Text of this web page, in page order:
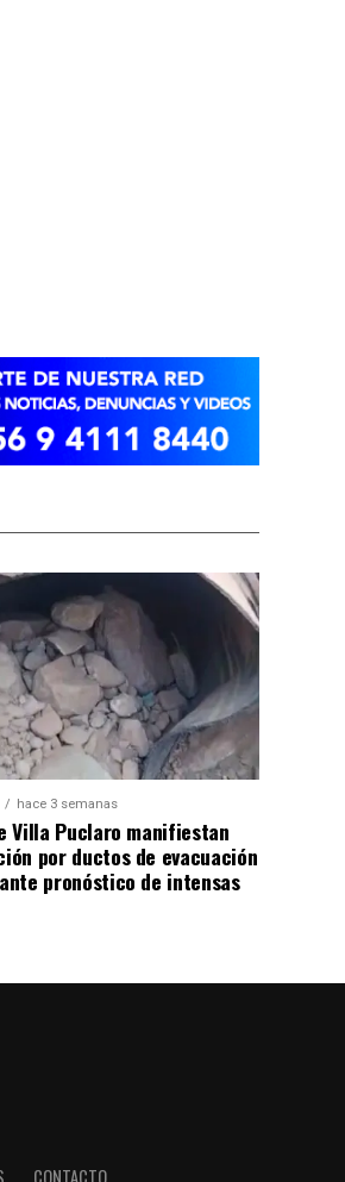
hace 3 semanas
Villa Puclaro manifiestan
por ductos de evacuación
pronóstico de intensas